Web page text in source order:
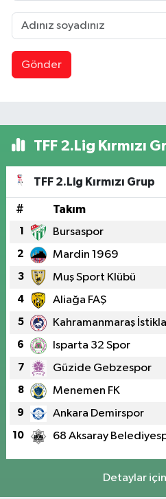
Gönder
TFF 2.Lig Kırmızı
TFF 2.Lig Kırmızı Grup
# Takım
1 Bursaspor
2 Mardin 1969
3 Muş Sport Klübü
4 Aliağa FAŞ
5 Kahramanmaraş
6 Isparta 32 Spor
7 Güzide Gebzespor
8 Menemen FK
9 Ankara Demirspor
10 68 Aksaray
Detaylar için